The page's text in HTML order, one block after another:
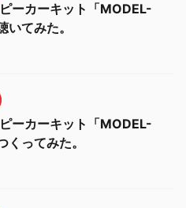
ーカーキット「MODEL-
いてみた。
ーカーキット「MODEL-
くってみた。